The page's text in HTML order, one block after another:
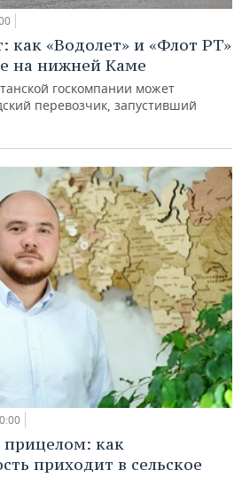
как «Водолет» и «Флот РТ»
на нижней Каме
госкомпании может
перевозчик, запустивший
прицелом: как
приходит в сельское